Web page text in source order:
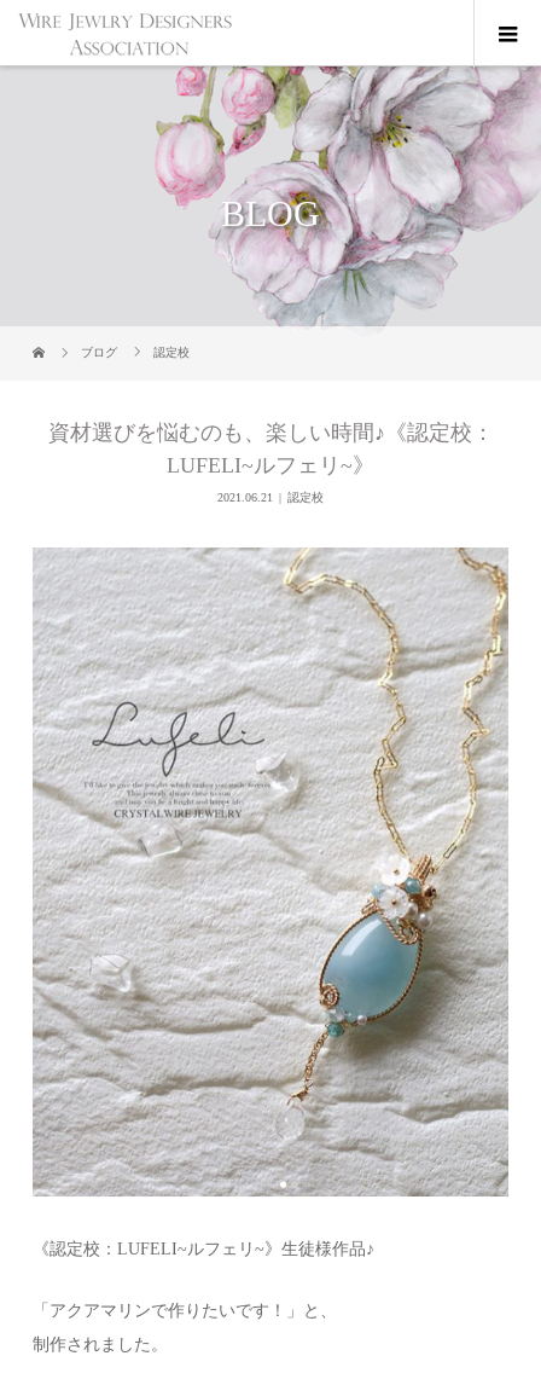
BLOG
ブログ 認定校
資材選びを悩むのも、楽しい時間♪《認定校：
LUFELI~ルフェリ~》
2021.06.21 認定校
《認定校：LUFELI~ルフェリ~》生徒様作品♪
「アクアマリンで作りたいです！」と、
制作されました。